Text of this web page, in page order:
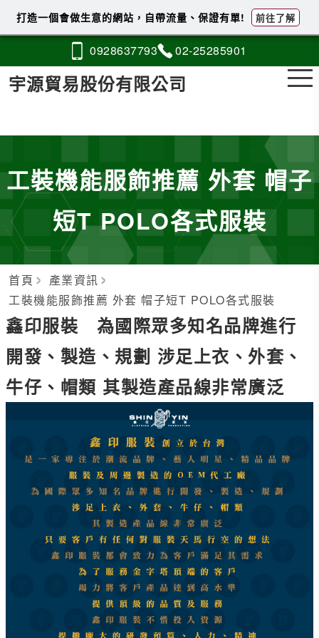
0928637793 02-25285901
宇源貿易股份有限公司
工裝機能服飾推薦 外套 帽子
短T POLO各式服裝
首頁
產業資訊
工裝機能服飾推薦 外套 帽子短T POLO各式服裝
鑫印服裝 為國際眾多知名品牌進行
開發、製造、規劃 涉足上衣、外套、
牛仔、帽類 其製造產品線非常廣泛
打造一個會做生意的網站，自帶流量、保證有單! 前往了解